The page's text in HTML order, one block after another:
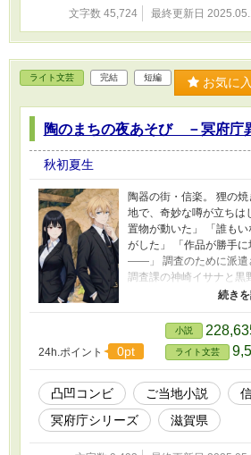
がら、生と死のはざまを
——。
文字数 45,724 最終更新日
ライト文芸 完結 短編 お気に
陶のまちの夜あそび －冥府庁
秋初夏生
陶器の街・信楽。 狸の
地で、奇妙な噂が立ちは
置物が動いた」 「誰も
がした」 「作品が勝手
——」 調査のために派遣
調査課の神崎イサナと黒
冥府に迷い込み、異例の
調査官・神崎と、冷静沈
アイリのバディは、町の
た“異変”の真相を探るこ
24h.ポイント
0pt
小説
ライト文芸
凸凹コンビ ご当地小説
冥府庁シリーズ
滋賀県